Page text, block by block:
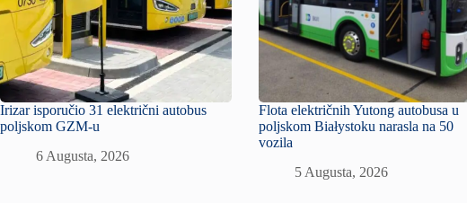
Irizar isporučio 31 električni autobus
poljskom GZM-u
6 Augusta, 2026
Flota električnih Yutong autobusa u
poljskom Białystoku narasla na 50
vozila
5 Augusta, 2026